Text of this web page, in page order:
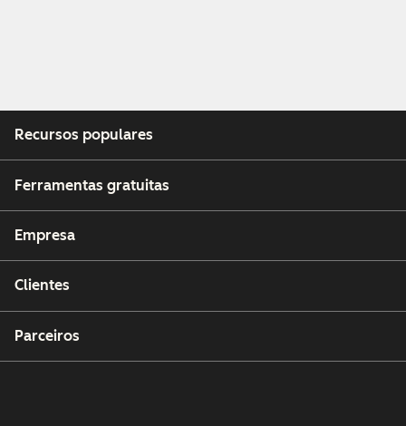
Recursos populares
Ferramentas gratuitas
Empresa
Clientes
Parceiros